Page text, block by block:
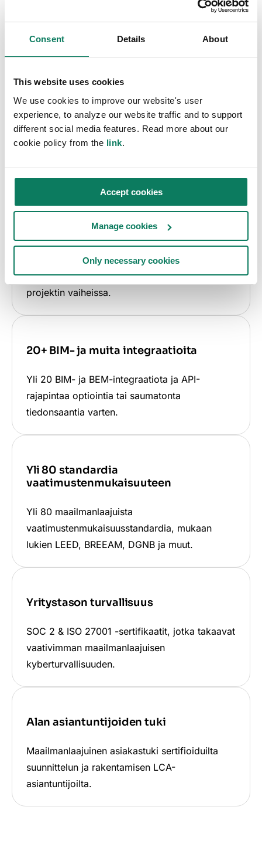
Consent Details About
This website uses cookies
We use cookies to improve our website's user
experience, to analyze our website traffic and to support
different social media features. Read more about our
cookie policy from the link.
Accept cookies
Manage cookies
Only necessary cookies
tekemään tietoon perustuvia päätöksiä, jotka
Suurin LCA-tietokanta
Yli 300 000 ajantasaista, todennettua
Helppo, intuitiivinen LCA ja EPD:t
Helppo, intuitiivinen LCA, jolla voidaan
määrittää ja vähentää hiilen määrää kaikissa
projektin vaiheissa.
20+ BIM- ja muita integraatioita
Yli 20 BIM- ja BEM-integraatiota ja API-
rajapintaa optiointia tai saumatonta
tiedonsaantia varten.
Yli 80 standardia
vaatimustenmukaisuuteen
Yli 80 maailmanlaajuista
vaatimustenmukaisuusstandardia, mukaan
lukien LEED, BREEAM, DGNB ja muut.
Yritystason turvallisuus
SOC 2 & ISO 27001 -sertifikaatit, jotka takaavat
vaativimman maailmanlaajuisen
kyberturvallisuuden.
Alan asiantuntijoiden tuki
Maailmanlaajuinen asiakastuki sertifioiduilta
suunnittelun ja rakentamisen LCA-
asiantuntijoilta.